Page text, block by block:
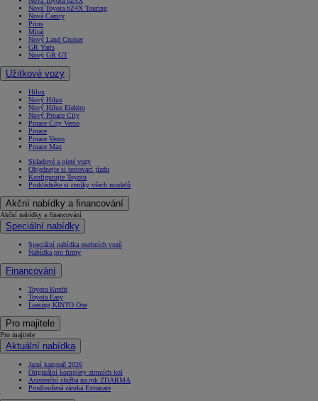
Nová Toyota bZ4X Touring
Nová Camry
Prius
Mirai
Nový Land Cruiser
GR Yaris
Nový GR GT
Užitkové vozy
Hilux
Nový Hilux
Nový Hilux Elektro
Nový Proace City
Proace City Verso
Proace
Proace Verso
Proace Max
Skladové a ojeté vozy
Objednejte si testovací jízdu
Konfigurujte Toyotu
Prohlédněte si ceníky všech modelů
Akční nabídky a financování
Akční nabídky a financování
Speciální nabídky
Speciální nabídka osobních vozů
Nabídka pro firmy
Financování
Toyota Kredit
Toyota Easy
Leasing KINTO One
Pro majitele
Pro majitele
Aktuální nabídka
Jarní kampaň 2026
Originální komplety zimních kol
Asistenční služba na rok ZDARMA
Prodloužená záruka Extracare